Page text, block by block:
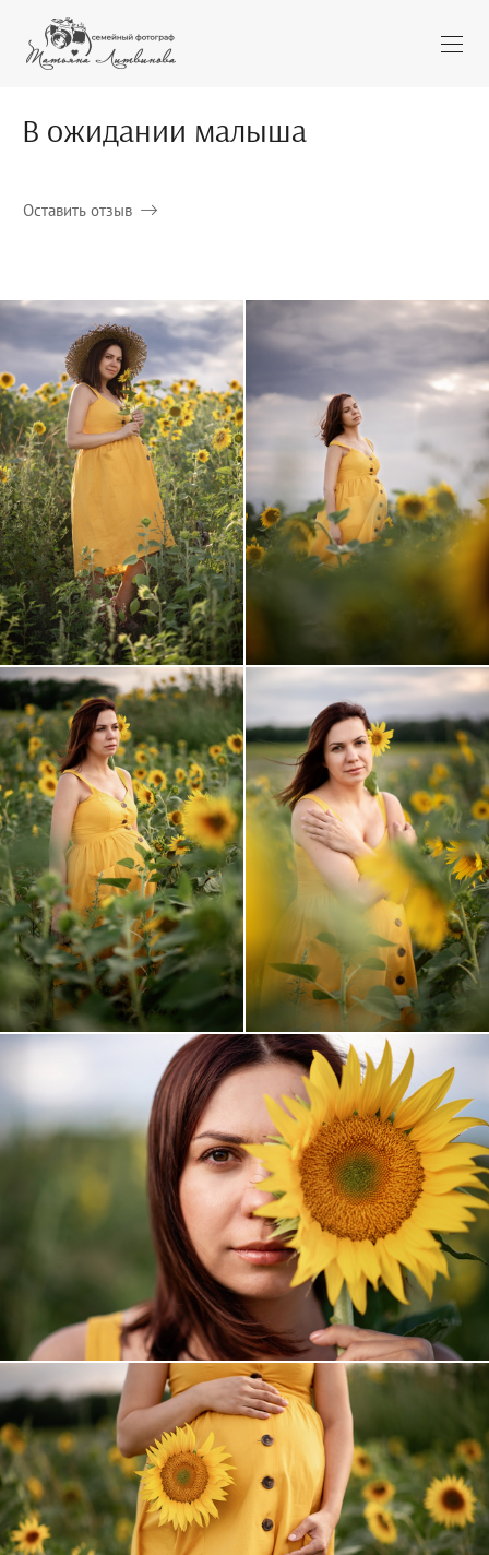
В ожидании малыша
Оставить отзыв